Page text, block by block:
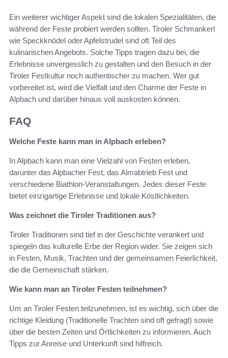
Ein weiterer wichtiger Aspekt sind die lokalen Spezialitäten, die
während der Feste probiert werden sollten. Tiroler Schmankerl
wie Speckknödel oder Apfelstrudel sind oft Teil des
kulinarischen Angebots. Solche Tipps tragen dazu bei, die
Erlebnisse unvergesslich zu gestalten und den Besuch in der
Tiroler Festkultur noch authentischer zu machen. Wer gut
vorbereitet ist, wird die Vielfalt und den Charme der Feste in
Alpbach und darüber hinaus voll auskosten können.
FAQ
Welche Feste kann man in Alpbach erleben?
In Alpbach kann man eine Vielzahl von Festen erleben,
darunter das Alpbacher Fest, das Almabtrieb Fest und
verschiedene Biathlon-Veranstaltungen. Jedes dieser Feste
bietet einzigartige Erlebnisse und lokale Köstlichkeiten.
Was zeichnet die Tiroler Traditionen aus?
Tiroler Traditionen sind tief in der Geschichte verankert und
spiegeln das kulturelle Erbe der Region wider. Sie zeigen sich
in Festen, Musik, Trachten und der gemeinsamen Feierlichkeit,
die die Gemeinschaft stärken.
Wie kann man an Tiroler Festen teilnehmen?
Um an Tiroler Festen teilzunehmen, ist es wichtig, sich über die
richtige Kleidung (Traditionelle Trachten sind oft gefragt) sowie
über die besten Zeiten und Örtlichkeiten zu informieren. Auch
Tipps zur Anreise und Unterkunft sind hilfreich.